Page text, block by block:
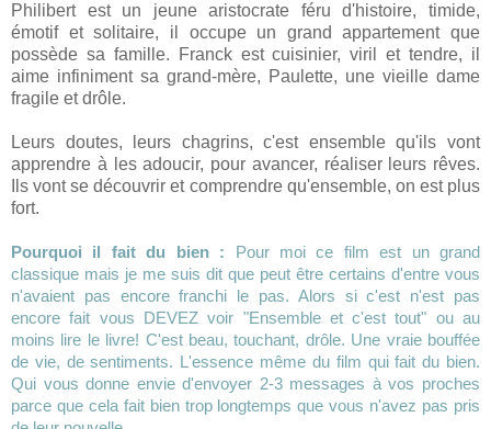
Philibert est un jeune aristocrate féru d'histoire, timide,
émotif et solitaire, il occupe un grand appartement que
possède sa famille. Franck est cuisinier, viril et tendre, il
aime infiniment sa grand-mère, Paulette, une vieille dame
fragile et drôle.
Leurs doutes, leurs chagrins, c'est ensemble qu'ils vont
apprendre à les adoucir, pour avancer, réaliser leurs rêves.
Ils vont se découvrir et comprendre qu'ensemble, on est plus
fort.
Pourquoi il fait du bien : Pour moi ce film est un grand
classique mais je me suis dit que peut être certains d'entre vous
n'avaient pas encore franchi le pas. Alors si c'est n'est pas
encore fait vous DEVEZ voir "Ensemble et c'est tout" ou au
moins lire le livre! C'est beau, touchant, drôle. Une vraie bouffée
de vie, de sentiments. L'essence même du film qui fait du bien.
Qui vous donne envie d'envoyer 2-3 messages à vos proches
parce que cela fait bien trop longtemps que vous n'avez pas pris